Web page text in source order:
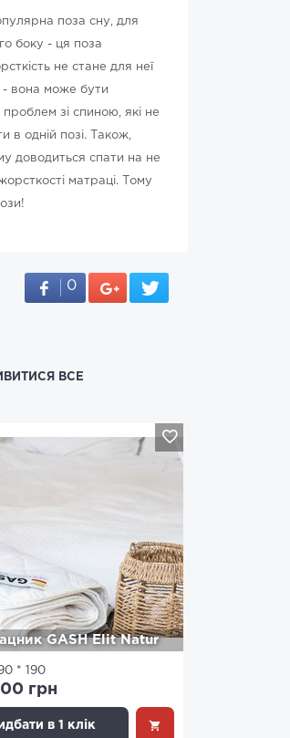
поза сну, для
боку - ця поза
не стане для неї
вона може бути
проблем зі спиною, які не
в одній позі. Також,
доводиться спати на не
матраці. Тому
0
ВСЕ
GASH Elit Natur
* 190
грн
в 1 клік